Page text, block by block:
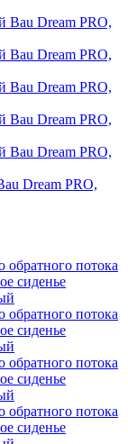
Dream PRO,